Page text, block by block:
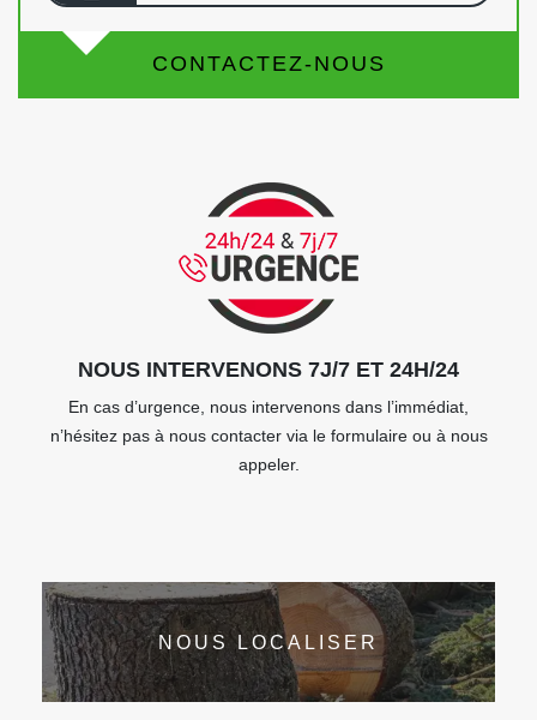
CONTACTEZ-NOUS
NOUS INTERVENONS 7J/7 ET 24H/24
En cas d’urgence, nous intervenons dans l’immédiat,
n’hésitez pas à nous contacter via le formulaire ou à nous
appeler.
NOUS LOCALISER